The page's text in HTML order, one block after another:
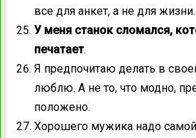
все для анкет, а не для жизни.
У меня станок сломался,
печатает.
Я предпочитаю делать в
люблю. А не то, что модно,
положено.
Хорошего мужика надо самой